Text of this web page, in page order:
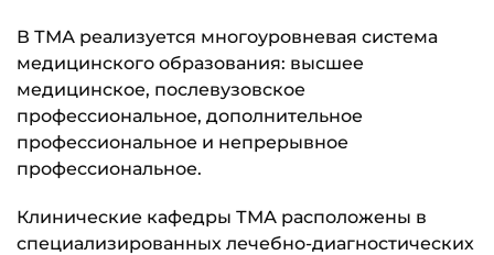
В ТМА реализуется многоуровневая система
медицинского образования: высшее
медицинское, послевузовское
профессиональное, дополнительное
профессиональное и непрерывное
профессиональное.
Клинические кафедры ТМА расположены в
специализированных лечебно-диагностических